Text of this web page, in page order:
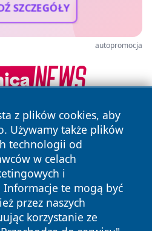
SZCZEGÓŁY
autopromocja
z plików cookies, aby
Używamy także plików
technologii od
w celach
i
Informacje te mogą być
przez naszych
korzystanie ze
Wszystkie prawa